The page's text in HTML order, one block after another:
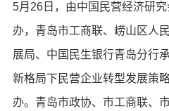
5月26日，由中国民营经济研
办，青岛市工商联、崂山区人
展局、中国民生银行青岛分行
新格局下民营企业转型发展策
办。青岛市政协、市工商联、